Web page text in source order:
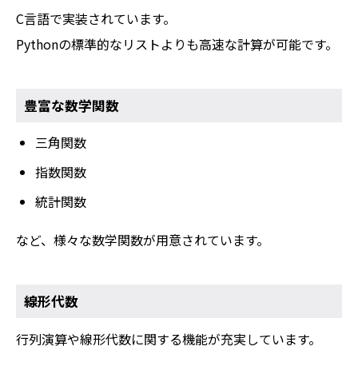
C言語で実装されています。
Pythonの標準的なリストよりも高速な計算が可能です。
豊富な数学関数
三角関数
指数関数
統計関数
など、様々な数学関数が用意されています。
線形代数
行列演算や線形代数に関する機能が充実しています。